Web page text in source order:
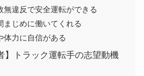
無違反で安全運転ができる
まじめに働いてくれる
体力に自信がある
】トラック運転手の志望動機